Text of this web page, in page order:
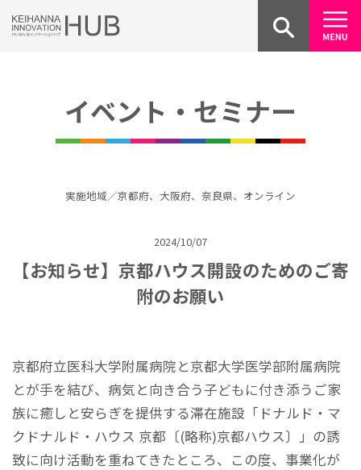
Skip
to
イベント・セミナー
実施地域／京都府、大阪府、奈良県、オンライン
2024/10/07
【お知らせ】京都ハウス開設のためのご寄
附のお願い
京都府立医科大学附属病院と京都大学医学部附属病院
とが手を結び、病気と向き合う子どもに付き添うご家
族に癒しと安らぎを提供する滞在施設「ドナルド・マ
クドナルド・ハウス 京都〔(略称)京都ハウス〕」の誘
致に向け活動を重ねてきたところ、この度、事業化が